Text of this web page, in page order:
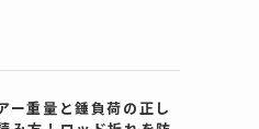
ー重量と錘負荷の正し